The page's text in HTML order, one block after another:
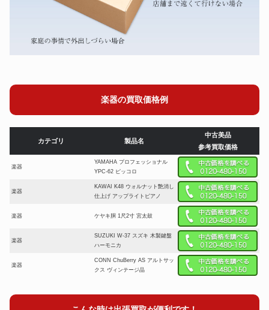
楽器の買取価格例
カテゴリ 製品名
中古美品
参考買取価格
楽器
YAMAHA プロフェッショナル
YPC-62 ピッコロ
楽器
KAWAI K48 ウォルナット艶消し
仕上げ アップライトピアノ
楽器 ケヤキ胴 1尺2寸 宮太鼓
楽器
SUZUKI W-37 スズキ 木製鍵盤
ハーモニカ
楽器
CONN ChuBerry AS アルトサッ
クス ヴィンテージ品
チックハーモニカ